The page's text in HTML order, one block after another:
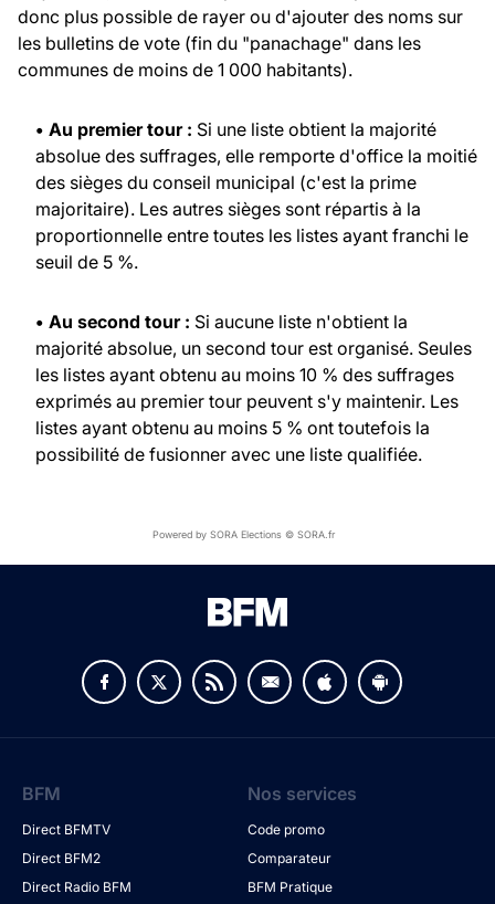
donc plus possible de rayer ou d'ajouter des noms sur
les bulletins de vote (fin du "panachage" dans les
communes de moins de 1 000 habitants).
• Au premier tour : Si une liste obtient la majorité
absolue des suffrages, elle remporte d'office la moitié
des sièges du conseil municipal (c'est la prime
majoritaire). Les autres sièges sont répartis à la
proportionnelle entre toutes les listes ayant franchi le
seuil de 5 %.
• Au second tour : Si aucune liste n'obtient la
majorité absolue, un second tour est organisé. Seules
les listes ayant obtenu au moins 10 % des suffrages
exprimés au premier tour peuvent s'y maintenir. Les
listes ayant obtenu au moins 5 % ont toutefois la
possibilité de fusionner avec une liste qualifiée.
Powered by SORA Elections © SORA.fr
BFM
Direct BFMTV
Direct BFM2
Direct Radio BFM
Nos services
Code promo
Comparateur
BFM Pratique